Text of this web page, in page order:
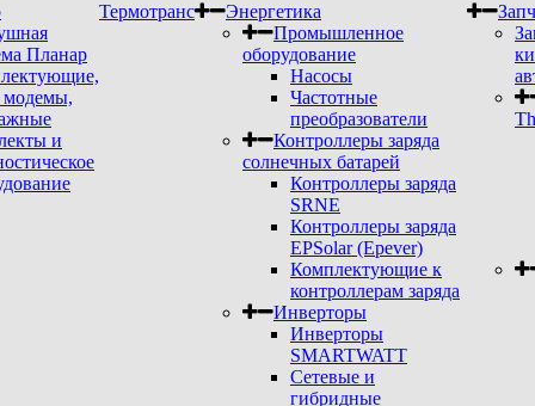
Планар
модемы,
и
Термотранс
Энергетика
Промышленное
оборудование
Насосы
Частотные
преобразователи
Контроллеры заряда
солнечных батарей
Контроллеры заряда
SRNE
Контроллеры заряда
EPSolar (Epever)
Комплектующие к
контроллерам заряда
Инверторы
Инверторы
SMARTWATT
Сетевые и
гибридные